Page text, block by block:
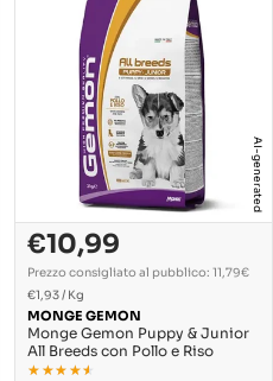
AI-generated
Prezzo
di
vendita
€10,99
normale
Prezzo consigliato al pubblico: 11,79€
PREZZO
UNITARIO
€1,93/ Per
Kg
MONGE GEMON
Monge Gemon Puppy & Junior
All Breeds con Pollo e Riso
★★★★★
★★★★★